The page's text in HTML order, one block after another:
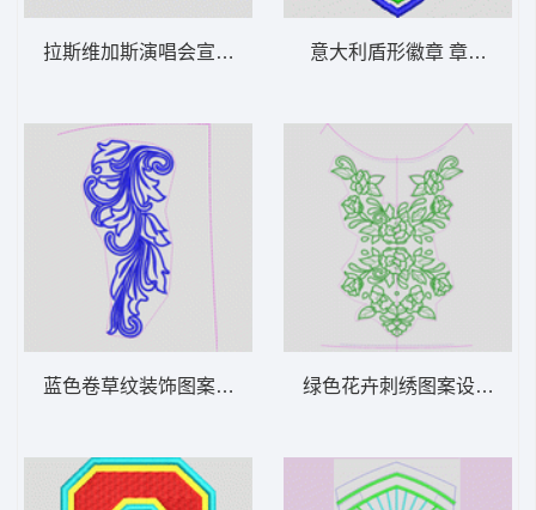
拉斯维加斯演唱会宣传图 字母
蓝色卷草纹装饰图案 抽象曲线头发
意大利盾形徽章 章仔italia
绿色花卉刺绣图案设计图